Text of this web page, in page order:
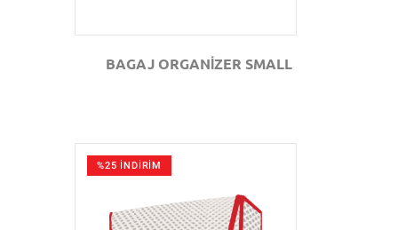
BAGAJ ORGANİZER SMALL
%25 İNDİRİM